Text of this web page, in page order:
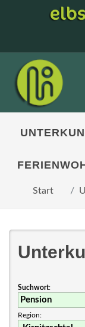
Start
Suchwort:
Region: